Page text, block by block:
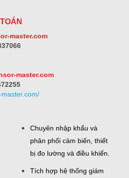
master.com
master.com
Chuyên nhập khẩu và
phân phối cảm biến, thiết
bị đo lường và điều khiển.
Tích hợp hệ thống giám